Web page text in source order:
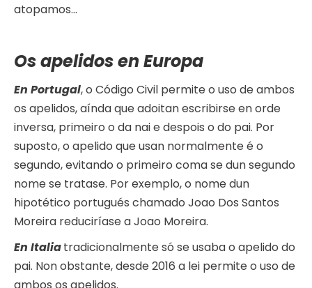
atopamos…
Os apelidos en Europa
En Portugal, o Código Civil permite o uso de ambos
os apelidos, aínda que adoitan escribirse en orde
inversa, primeiro o da nai e despois o do pai. Por
suposto, o apelido que usan normalmente é o
segundo, evitando o primeiro coma se dun segundo
nome se tratase. Por exemplo, o nome dun
hipotético portugués chamado Joao Dos Santos
Moreira reduciríase a Joao Moreira.
En Italiatradicionalmente só se usaba o apelido do
pai. Non obstante, desde 2016 a lei permite o uso de